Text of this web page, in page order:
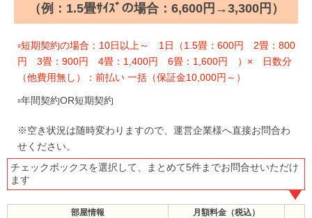
（例：1.5畳ｻｲｽﾞの場合：6,600円→3,300円）
▫短期契約の場合：10日以上～ 1日（1.5畳：600円 2畳：800
円 3畳：900円 4畳：1,400円 6畳：1,600円 ）× 日数分
（他費用無し）：前払い 一括（保証金10,000円～）
▫年間契約OR短期契約
※空き状況は随時変わりますので、運営企業様へ直接お問合わ
せください。
チェックボックスを選択して、まとめて5件までお問合せいただけ
ます
部屋情報 月額料金（税込）